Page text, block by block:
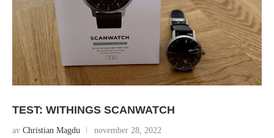
TEST: WITHINGS SCANWATCH
av Christian Magdu november 28, 2022